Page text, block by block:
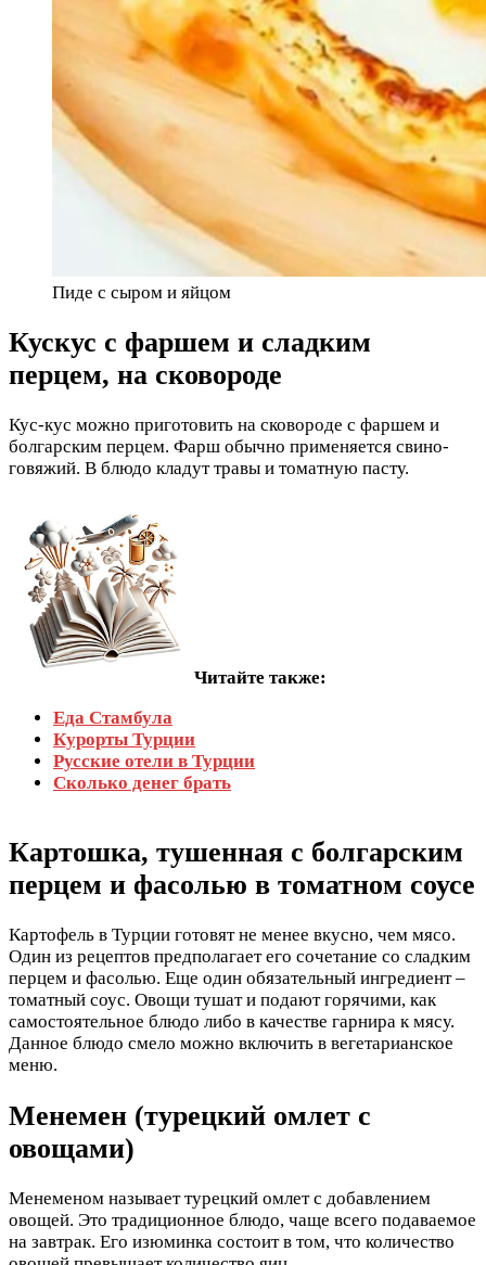
Пиде с сыром и яйцом
Кускус с фаршем и сладким
перцем, на сковороде
Кус-кус можно приготовить на сковороде с фаршем и
болгарским перцем. Фарш обычно применяется свино-
говяжий. В блюдо кладут травы и томатную пасту.
Читайте также:
Еда Стамбула
Курорты Турции
Русские отели в Турции
Сколько денег брать
Картошка, тушенная с болгарским
перцем и фасолью в томатном соусе
Картофель в Турции готовят не менее вкусно, чем мясо.
Один из рецептов предполагает его сочетание со сладким
перцем и фасолью. Еще один обязательный ингредиент –
томатный соус. Овощи тушат и подают горячими, как
самостоятельное блюдо либо в качестве гарнира к мясу.
Данное блюдо смело можно включить в вегетарианское
меню.
Менемен (турецкий омлет с
овощами)
Менеменом называет турецкий омлет с добавлением
овощей. Это традиционное блюдо, чаще всего подаваемое
на завтрак. Его изюминка состоит в том, что количество